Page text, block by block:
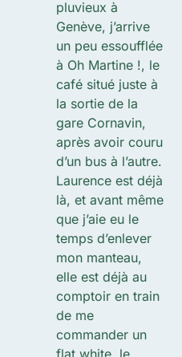
pluvieux à
Genève, j’arrive
un peu essoufflée
à Oh Martine !, le
café situé juste à
la sortie de la
gare Cornavin,
après avoir couru
d’un bus à l’autre.
Laurence est déjà
là, et avant même
que j’aie eu le
temps d’enlever
mon manteau,
elle est déjà au
comptoir en train
de me
commander un